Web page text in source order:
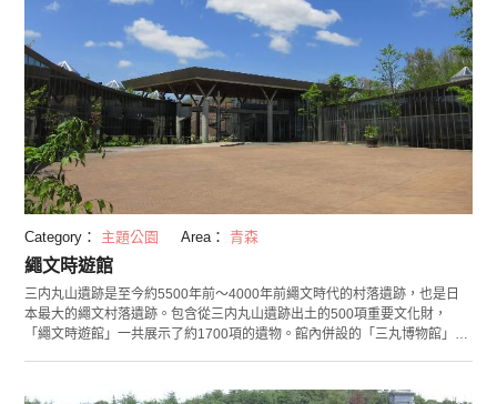
Category： 主題公園 Area： 青森
繩文時遊館
三内丸山遺跡是至今約5500年前〜4000年前繩文時代的村落遺跡，也是日
本最大的繩文村落遺跡。包含從三内丸山遺跡出土的500項重要文化財，
「繩文時遊館」一共展示了約1700項的遺物。館內併設的「三丸博物館」，
的方式展示出繩文人的生活。也有舉辦可以體驗製作繩文編織包和迷你土偶